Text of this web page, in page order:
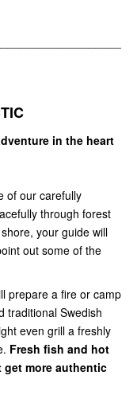
in the heart
of our carefully
through forest
your guide will
out some of the
prepare a fire or camp
traditional Swedish
even grill a freshly
Fresh fish and hot
get more authentic